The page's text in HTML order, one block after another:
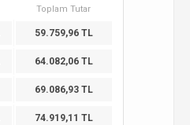
Toplam Tutar
59.759,96 TL
64.082,06 TL
69.086,93 TL
74.919,11 TL